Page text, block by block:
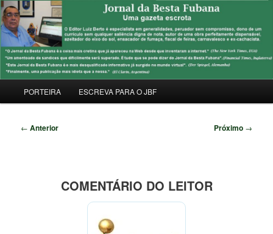
Pular
para
o
conteúdo
principalJORNAL DA BESTA FUBANA
Uma Gazeta Escrota
principal
PORTEIRA ESCREVA PARA O JBF
Navegação
← Anterior Próximo →
COMENTÁRIO DO LEITOR